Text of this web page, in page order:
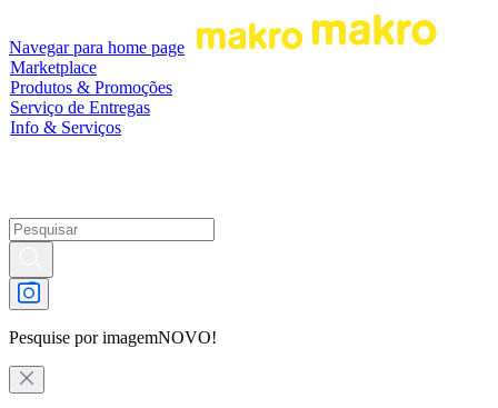
Navegar para home page
Marketplace
Produtos & Promoções
Serviço de Entregas
Info & Serviços
Pesquise por imagemNOVO!